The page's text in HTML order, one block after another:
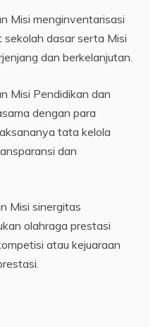
Misi menginventarisasi
dasar serta Misi
dan berkelanjutan.
Misi Pendidikan dan
dengan para
tata kelola
dan
Misi sinergitas
olahraga prestasi
atau kejuaraan